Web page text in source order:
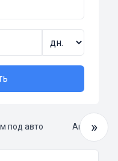
под авто »